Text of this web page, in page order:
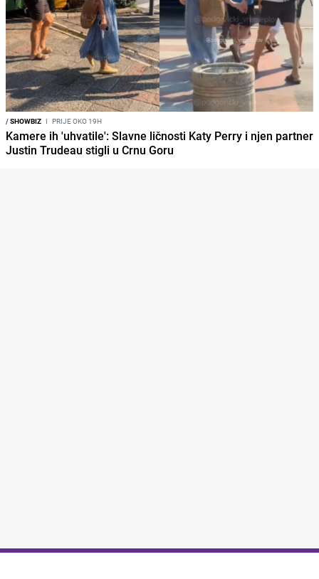
/SHOWBIZ I PRIJE OKO 19H
Kamere ih 'uhvatile': Slavne ličnosti Katy Perry i njen partner
Justin Trudeau stigli u Crnu Goru